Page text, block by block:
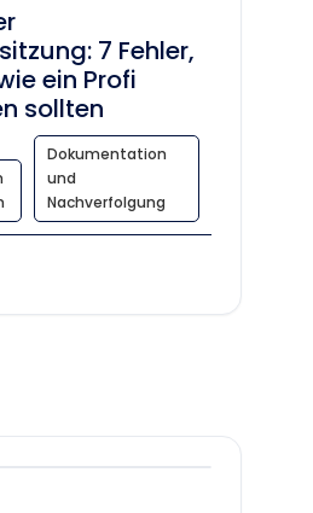
7 Fehler,
ein Profi
sollten
Dokumentation
und
Nachverfolgung